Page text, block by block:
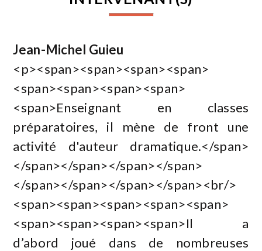
Jean-Michel Guieu
<p><span><span><span><span>
<span><span><span><span>
<span>Enseignant en classes
préparatoires, il mène de front une
activité d'auteur dramatique.</span>
</span></span></span></span>
</span></span></span></span><br/>
<span><span><span><span><span>
<span><span><span><span>Il a
d’abord joué dans de nombreuses